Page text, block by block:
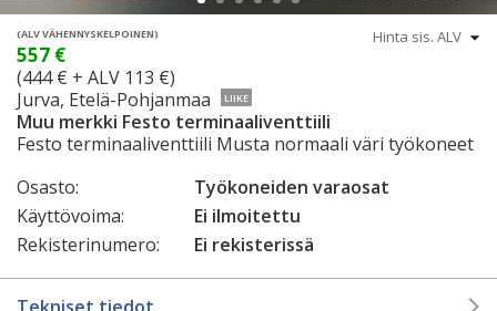
(ALV VÄHENNYSKELPOINEN)
557 €
(444 € + ALV 113 €)
Jurva, Etelä-Pohjanmaa
LIIKE
Muu merkki Festo terminaaliventtiili
Festo terminaaliventtiili Musta normaali väri työkoneet
Osasto:
Työkoneiden varaosat
Käyttövoima:
Ei ilmoitettu
Rekisterinumero:
Ei rekisterissä